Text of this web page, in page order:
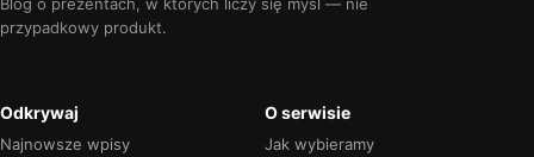
przypadkowy produkt.
Odkrywaj
Najnowsze wpisy
O serwisie
Jak wybieramy